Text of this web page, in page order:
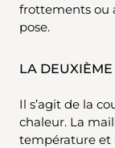
frottements ou
pose.
LA DEUXIÈME
Il s’agit de la
chaleur. La
température et